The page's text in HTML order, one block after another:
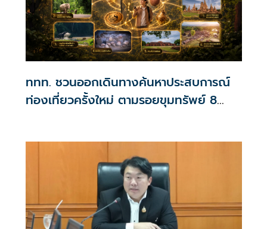
ททท. ชวนออกเดินทางค้นหาประสบการณ์
ท่องเที่ยวครั้งใหม่ ตามรอยขุมทรัพย์ 8